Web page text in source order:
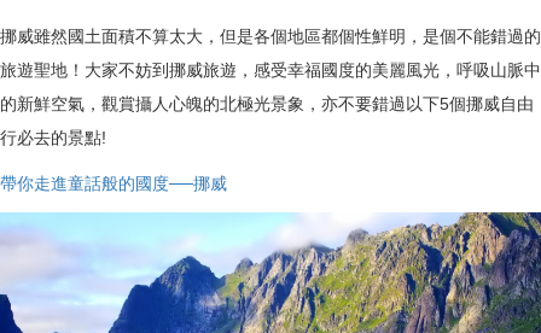
挪威雖然國土面積不算太大，但是各個地區都個性鮮明，是個不能錯過的
旅遊聖地！大家不妨到挪威旅遊，感受幸福國度的美麗風光，呼吸山脈中
的新鮮空氣，觀賞攝人心魄的北極光景象，亦不要錯過以下5個挪威自由
行必去的景點!
帶你走進童話般的國度──挪威